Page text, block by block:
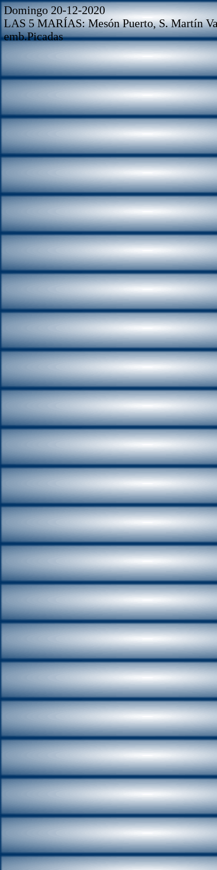
Domingo 20-12-2020
LAS 5 MARÍAS: Mesón Puerto, S. Martín
emb.Picadas